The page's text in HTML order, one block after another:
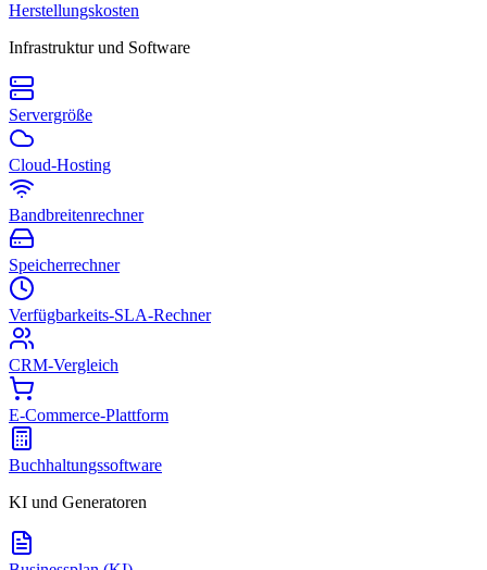
Herstellungskosten
Infrastruktur und Software
Servergröße
Cloud-Hosting
Bandbreitenrechner
Speicherrechner
Verfügbarkeits-SLA-Rechner
CRM-Vergleich
E-Commerce-Plattform
Buchhaltungssoftware
KI und Generatoren